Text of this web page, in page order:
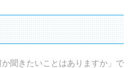
聞きたいことはありますか」で